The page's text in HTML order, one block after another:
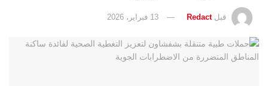
قبل Redact 13 فبراير، 2026